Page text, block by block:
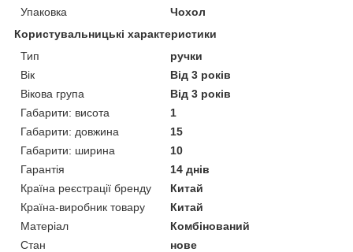
Упаковка
Чохол
Користувальницькі характеристики
Тип
ручки
Вік
Від 3 років
Вікова група
Від 3 років
Габарити: висота
1
Габарити: довжина
15
Габарити: ширина
10
Гарантія
14 днів
Країна реєстрації бренду
Китай
Країна-виробник товару
Китай
Матеріал
Комбінований
Стан
нове